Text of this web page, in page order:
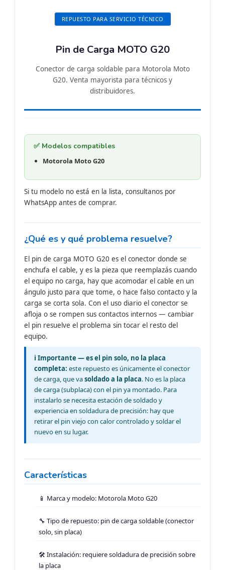
REPUESTO PARA SERVICIO TÉCNICO
Pin de Carga MOTO G20
Conector de carga soldable para Motorola Moto
G20. Venta mayorista para técnicos y
distribuidores.
✅ Modelos compatibles
Motorola Moto G20
Si tu modelo no está en la lista, consultanos por
WhatsApp antes de comprar.
¿Qué es y qué problema resuelve?
El pin de carga MOTO G20 es el conector donde se
enchufa el cable, y es la pieza que reemplazás cuando
el equipo no carga, hay que acomodar el cable en un
ángulo justo para que tome, o hace falso contacto y la
carga se corta sola. Con el uso diario el conector se
afloja o se rompen sus contactos internos — cambiar
el pin resuelve el problema sin tocar el resto del
equipo.
ℹ️ Importante — es el pin solo, no la placa
completa: este repuesto es únicamente el conector
de carga, que vasoldado a la placa. No es la placa
de carga (subplaca) con el pin ya montado. Para
instalarlo se necesita estación de soldado y
experiencia en soldadura de precisión: hay que
retirar el pin viejo con calor controlado y soldar el
nuevo en su lugar.
Características
📱 Marca y modelo: Motorola Moto G20
🔧 Tipo de repuesto: pin de carga soldable (conector
solo, sin placa)
🛠️ Instalación: requiere soldadura de precisión sobre
la placa